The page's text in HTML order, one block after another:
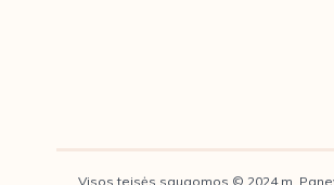
Visos teisės saugomos © 2024 m.